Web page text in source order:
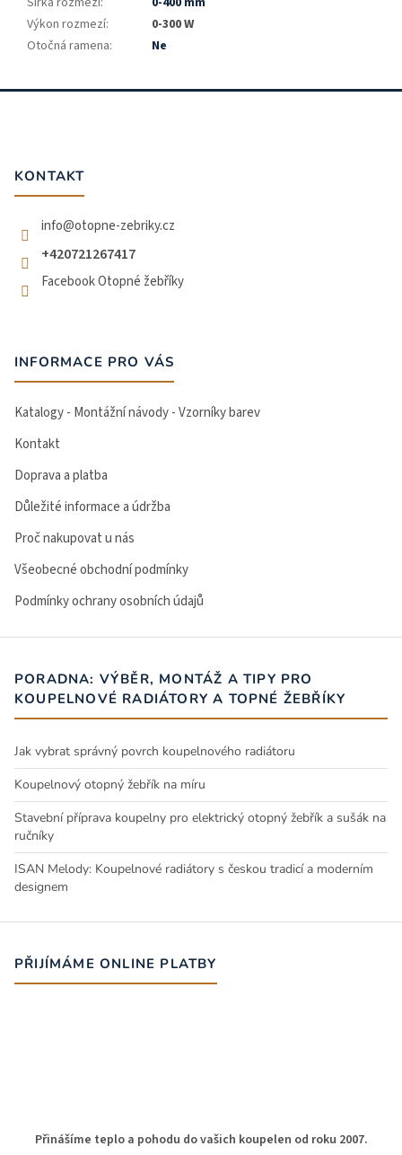
Výkon rozmezí:
0-300 W
Otočná ramena: Ne
Z
KONTAKT
info@otopne-zebriky.cz
+420721267417
Facebook Otopné žebříky
INFORMACE PRO VÁS
Katalogy - Montážní návody - Vzorníky barev
Kontakt
Doprava a platba
Důležité informace a údržba
Proč nakupovat u nás
Všeobecné obchodní podmínky
Podmínky ochrany osobních údajů
PORADNA: VÝBĚR, MONTÁŽ A TIPY PRO
KOUPELNOVÉ RADIÁTORY A TOPNÉ ŽEBŘÍKY
Jak vybrat správný povrch koupelnového radiátoru
Koupelnový otopný žebřík na míru
Stavební příprava koupelny pro elektrický otopný žebřík a sušák na
ručníky
ISAN Melody: Koupelnové radiátory s českou tradicí a moderním
designem
PŘIJÍMÁME ONLINE PLATBY
Přinášíme teplo a pohodu do vašich koupelen od roku 2007.